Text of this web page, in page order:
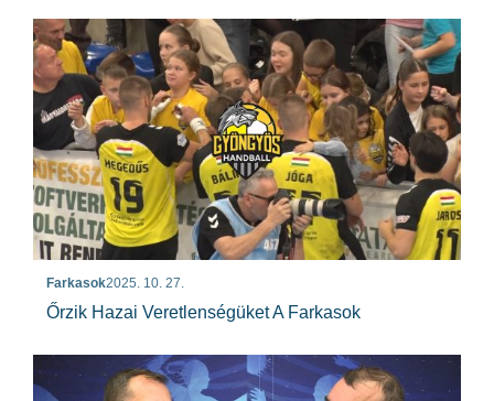
Farkasok2025. 10. 27.
Őrzik Hazai Veretlenségüket A Farkasok